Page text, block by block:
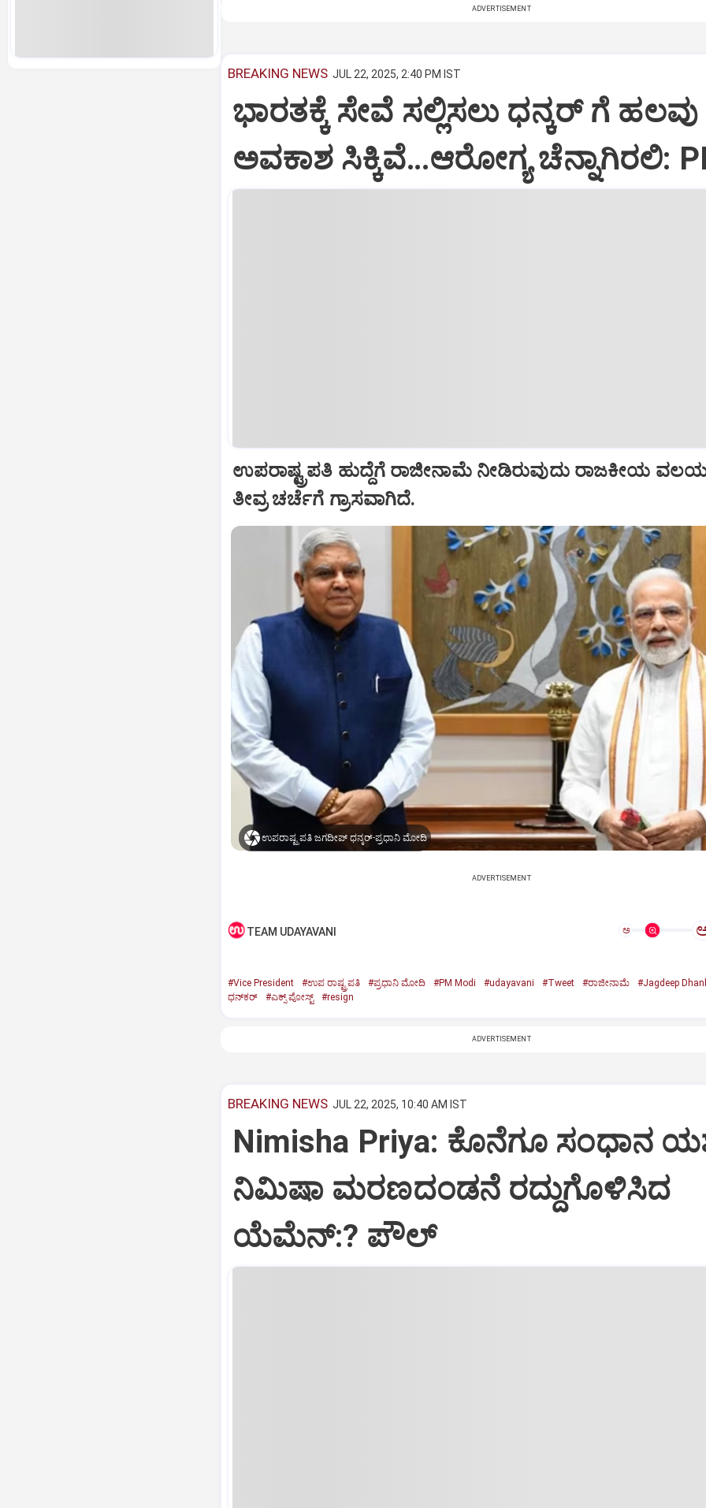
ADVERTISEMENT
BREAKING NEWS JUL 22, 2025, 2:40 PM IST
ಭಾರತಕ್ಕೆ ಸೇವೆ ಸಲ್ಲಿಸಲು ಧನ್ಕರ್‌ ಗೆ ಹಲವು
ಅವಕಾಶ ಸಿಕ್ಕಿವೆ…ಆರೋಗ್ಯ ಚೆನ್ನಾಗಿರಲಿ:
ಉಪರಾಷ್ಟ್ರಪತಿ ಹುದ್ದೆಗೆ ರಾಜೀನಾಮೆ ನೀಡಿರುವುದು ರಾಜಕೀಯ
ತೀವ್ರ ಚರ್ಚೆಗೆ ಗ್ರಾಸವಾಗಿದೆ.
ಉಪರಾಷ್ಟ್ರಪತಿ ಜಗದೀಪ್‌ ಧನ್ಕರ್-ಪ್ರಧಾನಿ ಮೋದಿ
ADVERTISEMENT
TEAM UDAYAVANI ಅ
#Vice President #ಉಪ ರಾಷ್ಟ್ರಪತಿ #ಪ್ರಧಾನಿ ಮೋದಿ #PM Modi #udayavani #Tweet #ರಾಜೀನಾಮೆ
#Jagdeep
ಧನ್‌ಕರ್‌
#ಎಕ್ಸ್‌ ಪೋಸ್ಟ್ #resign
ADVERTISEMENT
BREAKING NEWS JUL 22, 2025, 10:40 AM IST
Nimisha Priya: ಕೊನೆಗೂ ಸಂಧಾನ
ನಿಮಿಷಾ ಮರಣದಂಡನೆ ರದ್ದುಗೊಳಿಸಿದ
ಯೆಮೆನ್:? ಪೌಲ್